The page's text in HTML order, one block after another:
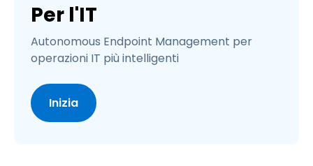
Per l'IT
Autonomous Endpoint Management per
operazioni IT più intelligenti
Inizia